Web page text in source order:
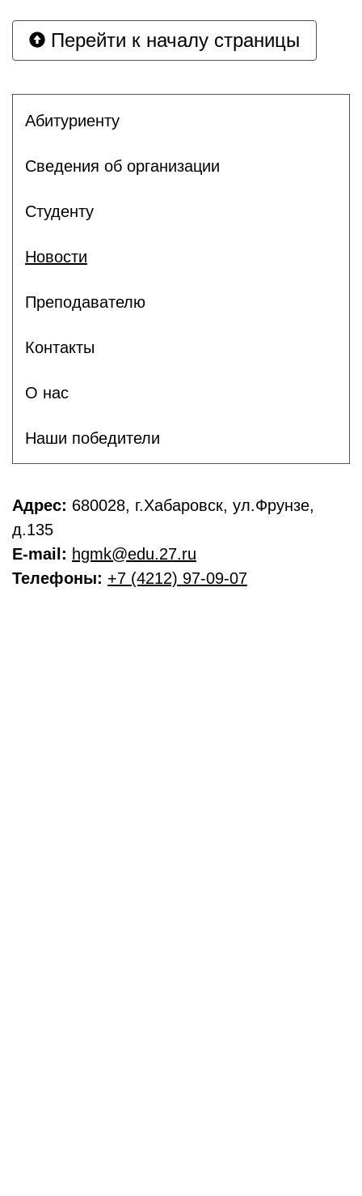
Перейти к началу страницы
Абитуриенту
Сведения об организации
Студенту
Новости
Преподавателю
Контакты
О нас
Наши победители
Адрес: 680028, г.Хабаровск, ул.Фрунзе,
д.135
E-mail: hgmk@edu.27.ru
Телефоны: +7 (4212) 97-09-07